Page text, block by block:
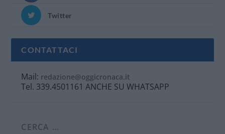
Twitter
CONTATTACI
Mail: redazione@oggicronaca.it
Tel. 339.4501161 ANCHE SU WHATSAPP